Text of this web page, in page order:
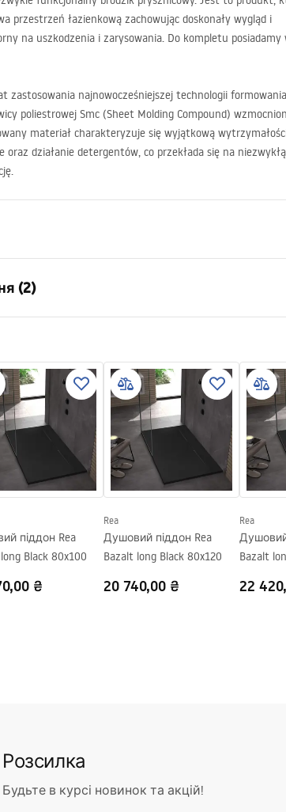
przestrzeń łazienkową zachowując doskonały wygląd i
na uszkodzenia i zarysowania. Do kompletu posiadamy
zastosowania najnowocześniejszej technologii formowania
poliestrowej Smc (Sheet Molding Compound)
materiał charakteryzuje się wyjątkową
oraz działanie detergentów, co przekłada się na niezwykłą
900мм
25 мм
На підлозі, Вбудований
Так
Так
24 місяці
(2)
Shower tray.pdf
піддон Rea
Black 80x100
₴
Rea
Душовий піддон Rea
Bazalt long Black 80x120
20 740,00 ₴
Rea
Bazalt
22
Розсилка
Будьте в курсі новинок та акцій!